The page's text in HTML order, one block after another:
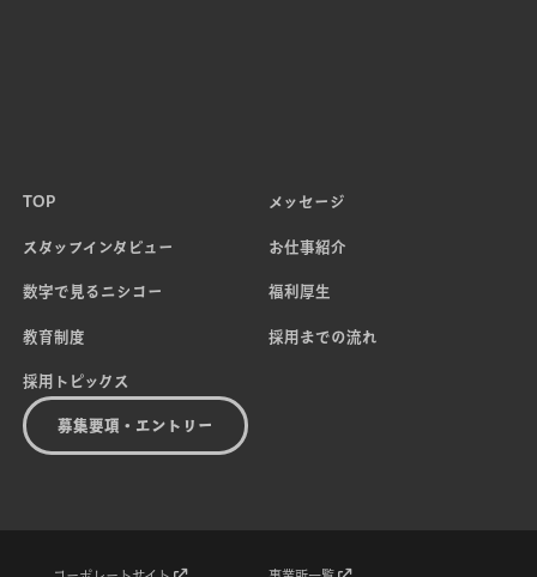
TOP メッセージ
スタッフインタビュー お仕事紹介
数字で見るニシコー 福利厚生
教育制度 採用までの流れ
採用トピックス
募集要項・エントリー